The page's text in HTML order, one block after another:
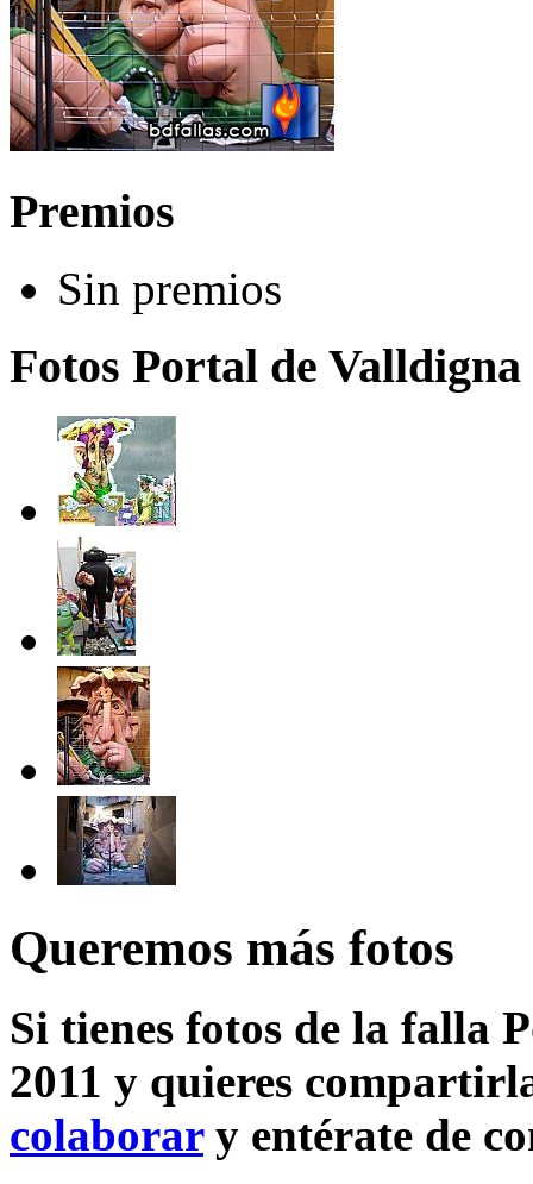
Premios
Sin premios
Fotos Portal de
Queremos más fotos
Si tienes fotos de la falla
2011 y quieres
colaborary entérate de